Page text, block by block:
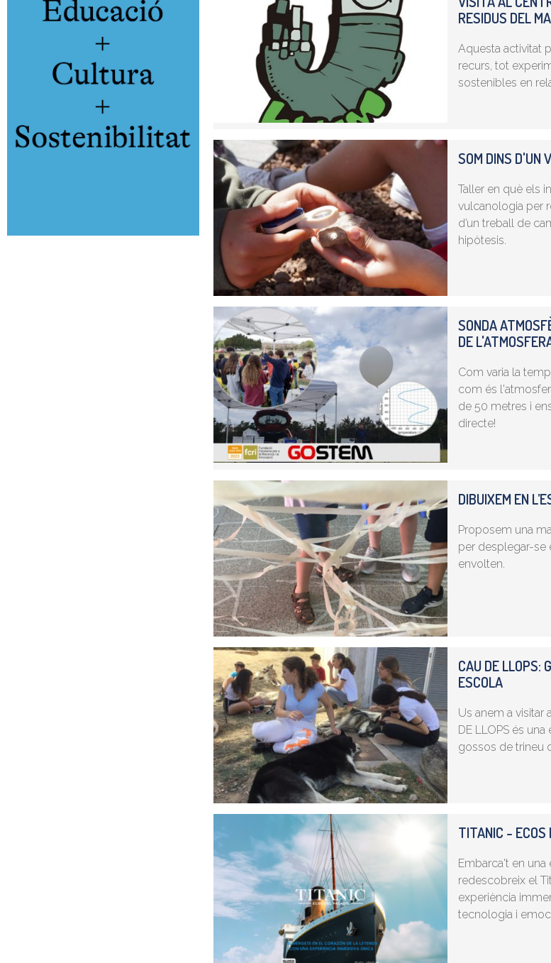
RESIDUS DEL
Aquesta activitat
recurs, tot
sostenibles en
SOM DINS D'UN
Taller en què els
vulcanologia per
d’un treball de
hipòtesis.
SONDA
DE
Com varia la
com és
de 50 metres i
directe!
DIBUIXEM EN
Proposem una
per desplegar-se
envolten.
CAU DE LLOPS:
ESCOLA
Us anem a visitar
DE LLOPS és
gossos de trineu
TITANIC - ECOS
Embarca't en una
redescobreix el
experiència
tecnologia i